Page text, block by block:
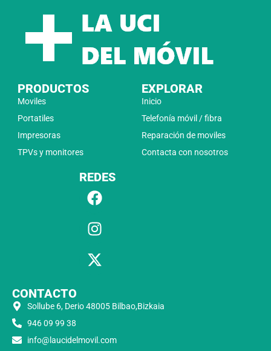
PRODUCTOS
Moviles
Portatiles
Impresoras
TPVs y monitores
EXPLORAR
Inicio
Telefonía móvil / fibra
Reparación de moviles
Contacta con nosotros
REDES
CONTACTO
Sollube 6, Derio 48005 Bilbao,Bizkaia
946 09 99 38
info@laucidelmovil.com